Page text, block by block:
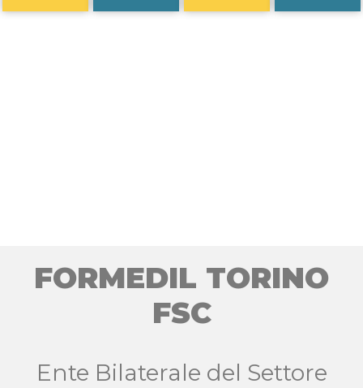
FORMEDIL TORINO
FSC
Ente Bilaterale del Settore